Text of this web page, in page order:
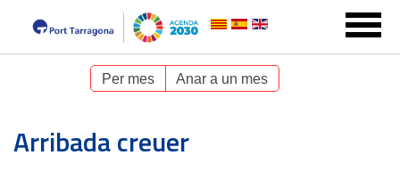
Per mes Anar a un mes
Arribada creuer